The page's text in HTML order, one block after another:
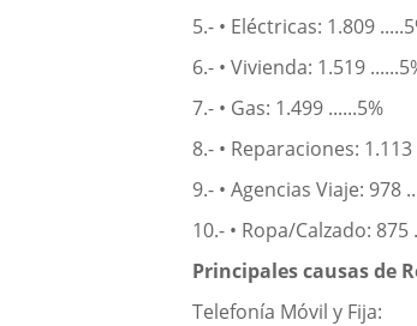
5.- • Eléctricas: 1.809
6.- • Vivienda: 1.519
7.- • Gas: 1.499 ......5%
8.- • Reparaciones: 1.113
9.- • Agencias Viaje: 978
10.- • Ropa/Calzado: 875
Principales causas de
Telefonía Móvil y Fija: